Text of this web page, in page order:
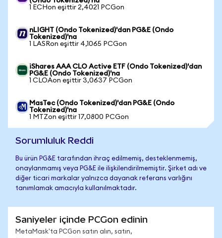
1 ECHon eşittir 2,4021 PCGon
nLIGHT (Ondo Tokenized)'dan PG&E (Ondo
Tokenized)'na
1 LASRon eşittir 4,1065 PCGon
iShares AAA CLO Active ETF (Ondo Tokenized)'dan
PG&E (Ondo Tokenized)'na
1 CLOAon eşittir 3,0637 PCGon
MasTec (Ondo Tokenized)'dan PG&E (Ondo
Tokenized)'na
1 MTZon eşittir 17,0800 PCGon
Sorumluluk Reddi
Bu ürün PG&E tarafından ihraç edilmemiş, desteklenmemiş,
onaylanmamış veya PG&E ile ilişkilendirilmemiştir. Şirket adı ve
diğer ticari markalar yalnızca dayanak referans varlığını
tanımlamak amacıyla kullanılmaktadır.
Saniyeler içinde PCGon edinin
MetaMask'ta PCGon satın alın, satın,